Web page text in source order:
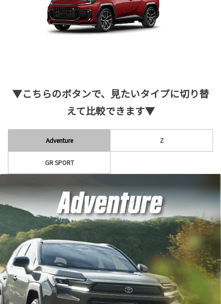
▼こちらのボタンで、見たいタイプに切り替
えて比較できます▼
Adventure Z
GR SPORT